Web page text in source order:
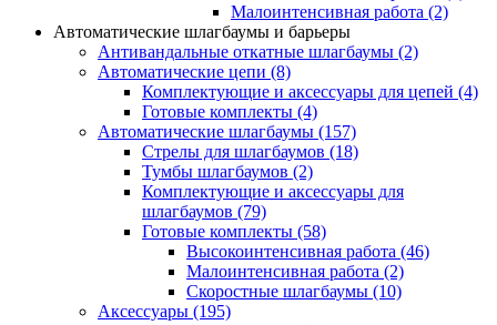
Малоинтенсивная работа (2)
Автоматические шлагбаумы и барьеры
Антивандальные откатные шлагбаумы (2)
Автоматические цепи (8)
Комплектующие и аксессуары для цепей (4)
Готовые комплекты (4)
Автоматические шлагбаумы (157)
Стрелы для шлагбаумов (18)
Тумбы шлагбаумов (2)
Комплектующие и аксессуары для
шлагбаумов (79)
Готовые комплекты (58)
Высокоинтенсивная работа (46)
Малоинтенсивная работа (2)
Скоростные шлагбаумы (10)
Аксессуары (195)